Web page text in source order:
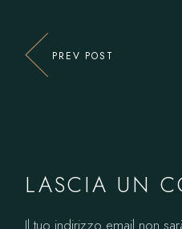
PREV POST
LASCIA UN